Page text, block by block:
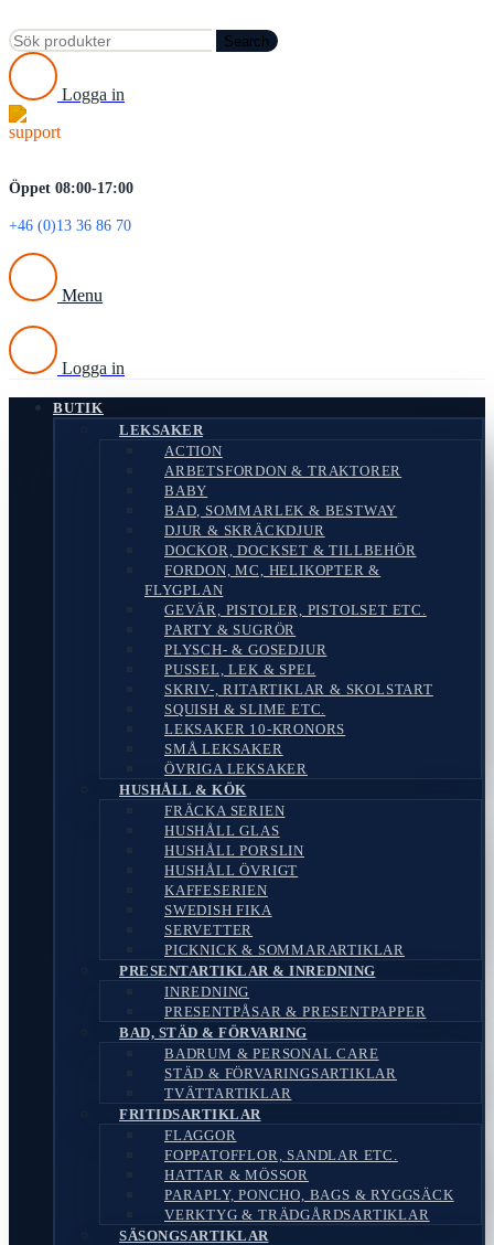
Search
Logga in
Öppet 08:00-17:00
+46 (0)13 36 86 70
Menu
Logga in
BUTIK
LEKSAKER
ACTION
ARBETSFORDON & TRAKTORER
BABY
BAD, SOMMARLEK & BESTWAY
DJUR & SKRÄCKDJUR
DOCKOR, DOCKSET & TILLBEHÖR
FORDON, MC, HELIKOPTER &
FLYGPLAN
GEVÄR, PISTOLER, PISTOLSET ETC.
PARTY & SUGRÖR
PLYSCH- & GOSEDJUR
PUSSEL, LEK & SPEL
SKRIV-, RITARTIKLAR & SKOLSTART
SQUISH & SLIME ETC.
LEKSAKER 10-KRONORS
SMÅ LEKSAKER
ÖVRIGA LEKSAKER
HUSHÅLL & KÖK
FRÄCKA SERIEN
HUSHÅLL GLAS
HUSHÅLL PORSLIN
HUSHÅLL ÖVRIGT
KAFFESERIEN
SWEDISH FIKA
SERVETTER
PICKNICK & SOMMARARTIKLAR
PRESENTARTIKLAR & INREDNING
INREDNING
PRESENTPÅSAR & PRESENTPAPPER
BAD, STÄD & FÖRVARING
BADRUM & PERSONAL CARE
STÄD & FÖRVARINGSARTIKLAR
TVÄTTARTIKLAR
FRITIDSARTIKLAR
FLAGGOR
FOPPATOFFLOR, SANDLAR ETC.
HATTAR & MÖSSOR
PARAPLY, PONCHO, BAGS & RYGGSÄCK
VERKTYG & TRÄDGÅRDSARTIKLAR
SÄSONGSARTIKLAR